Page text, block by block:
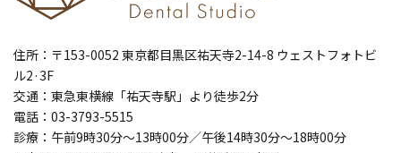
住所：〒153-0052 東京都目黒区祐天寺2-14-8 ウェストフォトビ
ル2·3F
交通：東急東横線「祐天寺駅」より徒歩2分
電話：03-3793-5515
診療：午前9時30分～13時00分／午後14時30分～18時00分